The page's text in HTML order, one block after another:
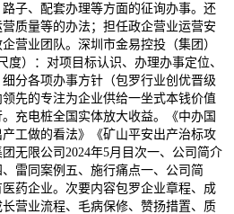
子、配套办理等方面的征询办事。还
质量等的办法；担任政企营业运营安
营业团队。深圳市金易控投（集团）
度）：对项目标认识、办理办事定位、
分各项办事方针（包罗行业创优晋级
先的专注为企业供给一坐式本钱价值
充电桩全国实体放大收益。《中办国
工做的看法》《矿山平安出产治标攻
无限公司2024年5月目次一、公司简介
雷同案例五、施行痛点一、公司简
药企业。次要内容包罗企业章程、成
营业流程、毛病保修、赞扬措置、质